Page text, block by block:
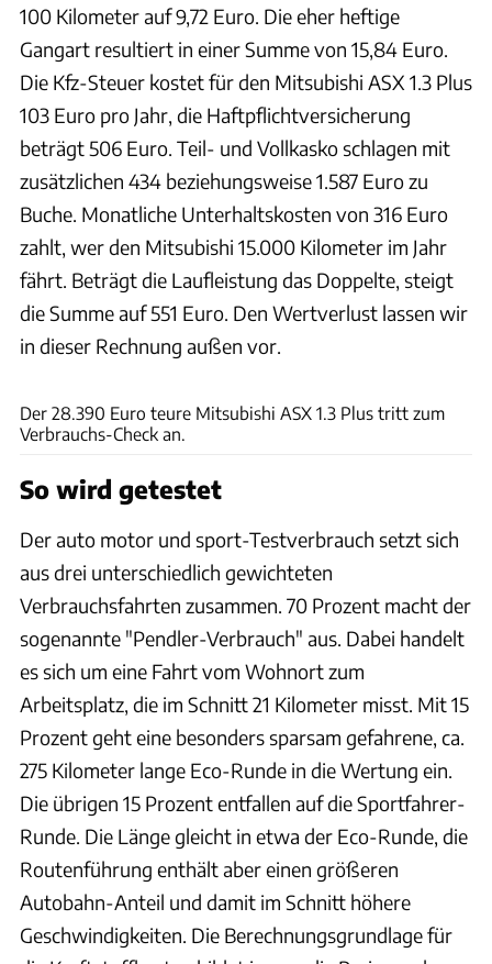
100 Kilometer auf 9,72 Euro. Die eher heftige
Gangart resultiert in einer Summe von 15,84 Euro.
Die Kfz-Steuer kostet für den Mitsubishi ASX 1.3 Plus
103 Euro pro Jahr, die Haftpflichtversicherung
beträgt 506 Euro. Teil- und Vollkasko schlagen mit
zusätzlichen 434 beziehungsweise 1.587 Euro zu
Buche. Monatliche Unterhaltskosten von 316 Euro
zahlt, wer den Mitsubishi 15.000 Kilometer im Jahr
fährt. Beträgt die Laufleistung das Doppelte, steigt
die Summe auf 551 Euro. Den Wertverlust lassen wir
in dieser Rechnung außen vor.
​Der 28.390 Euro teure Mitsubishi ASX 1.3 Plus tritt zum
Verbrauchs-Check an.​
So wird getestet
Der auto motor und sport-Testverbrauch setzt sich
aus drei unterschiedlich gewichteten
Verbrauchsfahrten zusammen. 70 Prozent macht der
sogenannte "Pendler-Verbrauch" aus. Dabei handelt
es sich um eine Fahrt vom Wohnort zum
Arbeitsplatz, die im Schnitt 21 Kilometer misst. Mit 15
Prozent geht eine besonders sparsam gefahrene, ca.
275 Kilometer lange Eco-Runde in die Wertung ein.
Die übrigen 15 Prozent entfallen auf die Sportfahrer-
Runde. Die Länge gleicht in etwa der Eco-Runde, die
Routenführung enthält aber einen größeren
Autobahn-Anteil und damit im Schnitt höhere
Geschwindigkeiten. Die Berechnungsgrundlage für